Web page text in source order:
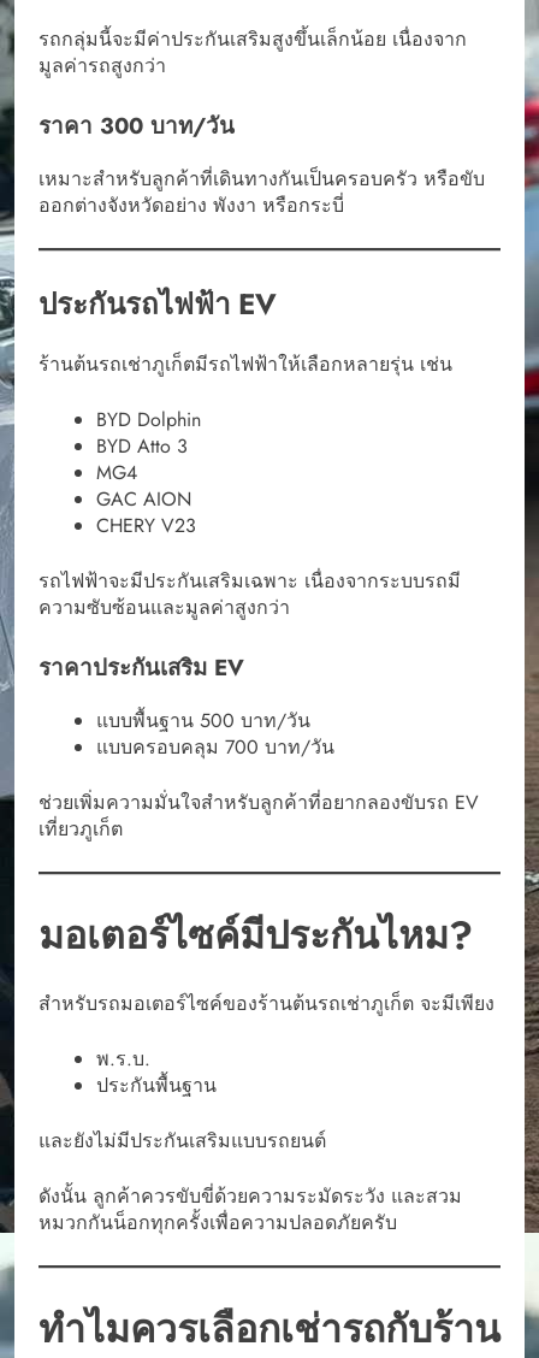
รถกลุ่มนี้จะมีค่าประกันเสริมสูงขึ้นเล็กน้อย เนื่องจาก
มูลค่ารถสูงกว่า
ราคา 300 บาท/วัน
เหมาะสำหรับลูกค้าที่เดินทางกันเป็นครอบครัว หรือขับ
ออกต่างจังหวัดอย่าง พังงา หรือกระบี่
ประกันรถไฟฟ้า EV
ร้านต้นรถเช่าภูเก็ตมีรถไฟฟ้าให้เลือกหลายรุ่น เช่น
BYD Dolphin
BYD Atto 3
MG4
GAC AION
CHERY V23
รถไฟฟ้าจะมีประกันเสริมเฉพาะ เนื่องจากระบบรถมี
ความซับซ้อนและมูลค่าสูงกว่า
ราคาประกันเสริม EV
แบบพื้นฐาน 500 บาท/วัน
แบบครอบคลุม 700 บาท/วัน
ช่วยเพิ่มความมั่นใจสำหรับลูกค้าที่อยากลองขับรถ EV
เที่ยวภูเก็ต
มอเตอร์ไซค์มีประกันไหม?
สำหรับรถมอเตอร์ไซค์ของร้านต้นรถเช่าภูเก็ต จะมีเพียง
พ.ร.บ.
ประกันพื้นฐาน
และยังไม่มีประกันเสริมแบบรถยนต์
ดังนั้น ลูกค้าควรขับขี่ด้วยความระมัดระวัง และสวม
หมวกกันน็อกทุกครั้งเพื่อความปลอดภัยครับ
ทำไมควรเลือกเช่ารถกับร้าน